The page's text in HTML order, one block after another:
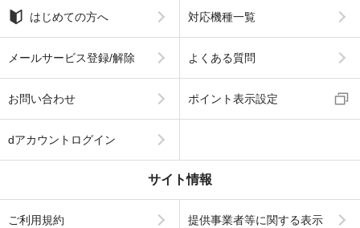
はじめての方へ 対応機種一覧
メールサービス登録/解除 よくある質問
お問い合わせ ポイント表示設定
dアカウントログイン
サイト情報
ご利用規約 提供事業者等に関する表示